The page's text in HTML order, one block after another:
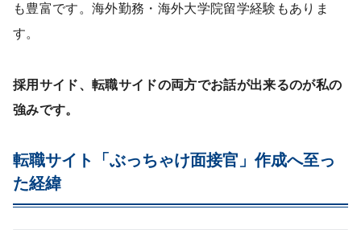
も豊富です。海外勤務・海外大学院留学経験もありま
す。
採用サイド、転職サイドの両方でお話が出来るのが私の
強みです。
転職サイト「ぶっちゃけ面接官」作成へ至っ
た経緯